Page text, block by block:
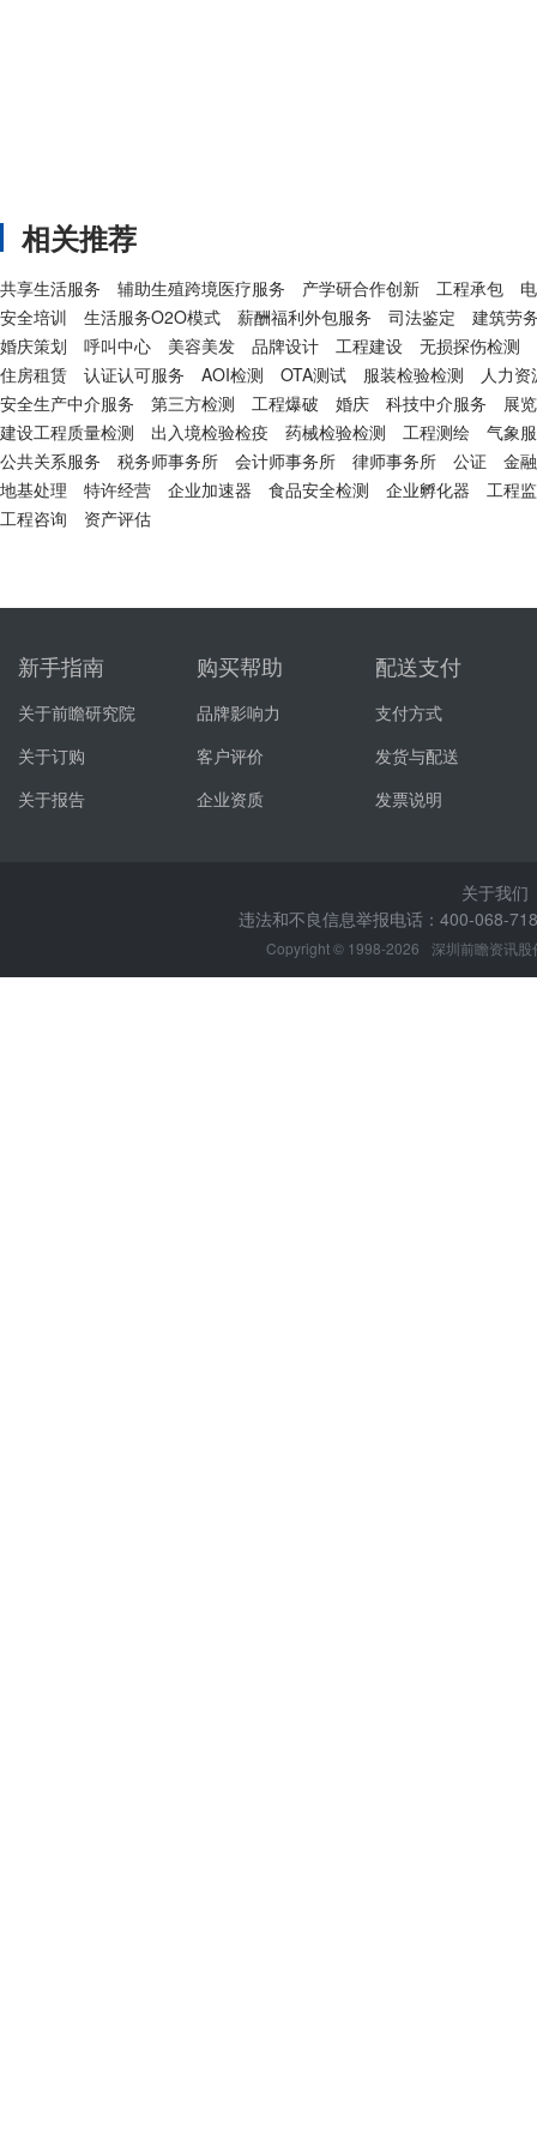
相关推荐
共享生活服务 辅助生殖跨境医疗服务 产学研合作创新 工程承包
安全培训
生活服务O2O模式 薪酬福利外包服务 司法鉴定
建筑劳
婚庆策划
呼叫中心 美容美发 品牌设计 工程建设
无损探伤检测
住房租赁
认证认可服务 AOI检测 OTA测试 服装检验检测
人力
安全生产中介服务
第三方检测 工程爆破 婚庆 科技中介服务
展
建设工程质量检测
出入境检验检疫 药械检验检测 工程测绘
气象
公共关系服务
税务师事务所 会计师事务所 律师事务所 公证
金
地基处理
特许经营 企业加速器 食品安全检测 企业孵化器
工程
工程咨询
资产评估
新手指南
关于前瞻研究院
关于订购
关于报告
购买帮助
品牌影响力
客户评价
企业资质
配送支付
支付方式
发货与配送
发票说明
关于我们
违法和不良信息举报电话：400-068-
Copyright © 1998-2026 深圳前瞻资讯股